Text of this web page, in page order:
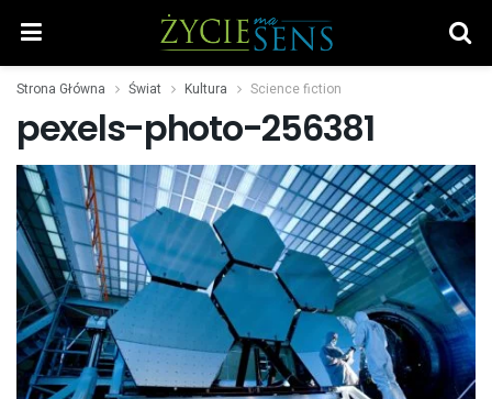
Strona Główna Świat Kultura Science fiction
pexels-photo-256381